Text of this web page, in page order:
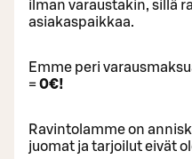
ilman varaustakin, sillä
asiakaspaikkaa.
Emme peri
=0€!
Ravintolamme on
juomat ja tarjoilut eivät